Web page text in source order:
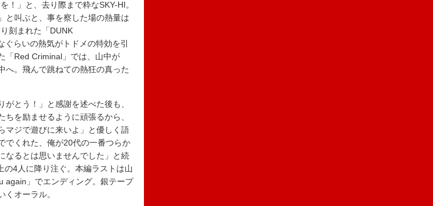
！」と、去り際まで粋なSKY-HI。
と叫ぶと、事を察した場の熱量は
刻まれた「DUNK
らいの熱気がトドメの特効を引
「Red Criminal」では、山中が
へ。飛んで跳ねての熱狂の真った
とう！」と感謝を述べた後も、
ちを励ませるように頑張るから、
マジで遊びに来いよ」と優しく語
でくれた、俺が20代の一番つらか
なるとは思いませんでした」と続
4人に降り注ぐ。本編ラストは山
again」でエンディング。銀テープ
オーラル。